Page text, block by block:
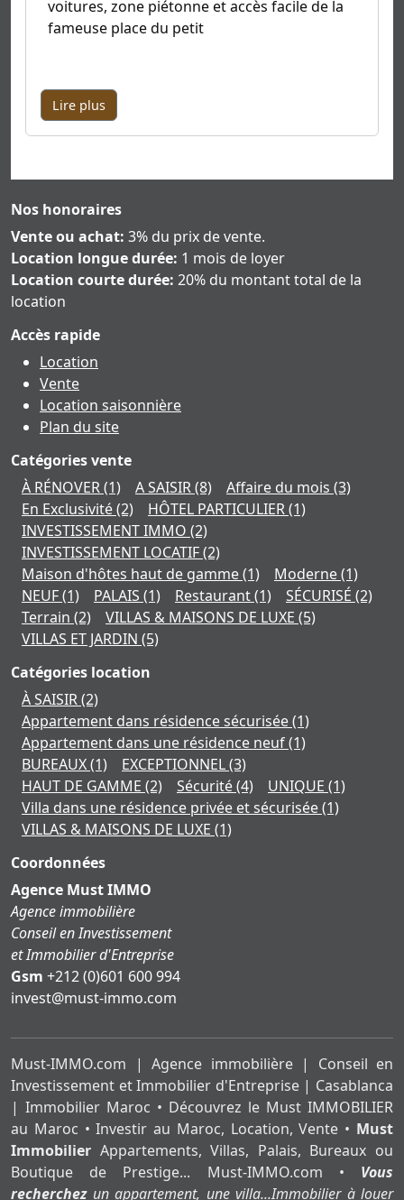
voitures, zone piétonne et accès facile de la
fameuse place du petit
Lire plus
Nos honoraires
Vente ou achat: 3% du prix de vente.
Location longue durée: 1 mois de loyer
Location courte durée: 20% du montant total de la
location
Accès rapide
Location
Vente
Location saisonnière
Plan du site
Catégories vente
À RÉNOVER(1) A SAISIR(8) Affaire du mois (3)
En Exclusivité(2) HÔTEL PARTICULIER(1)
INVESTISSEMENT IMMO (2)
INVESTISSEMENT LOCATIF(2)
Maison d'hôtes haut de gamme(1) Moderne(1)
NEUF(1) PALAIS (1) Restaurant(1) SÉCURISÉ (2)
Terrain (2) VILLAS & MAISONS DE LUXE (5)
VILLAS ET JARDIN (5)
Catégories location
À SAISIR(2)
Appartement dans résidence sécurisée(1)
Appartement dans une résidence neuf(1)
BUREAUX(1) EXCEPTIONNEL(3)
HAUT DE GAMME (2) Sécurité(4) UNIQUE (1)
Villa dans une résidence privée et sécurisée(1)
VILLAS & MAISONS DE LUXE (1)
Coordonnées
Agence Must IMMO
Agence immobilière
Conseil en Investissement
et Immobilier d'Entreprise
Gsm +212 (0)601 600 994
moc.ommi-tsum@tsevni
Must-IMMO.com | Agence immobilière | Conseil en
Investissement et Immobilier d'Entreprise | Casablanca
| Immobilier Maroc • Découvrez le Must IMMOBILIER
au Maroc • Investir au Maroc, Location, Vente • Must
Immobilier Appartements, Villas, Palais, Bureaux ou
Boutique de Prestige... Must-IMMO.com • Vous
recherchez un appartement, une villa...Immobilier à louer